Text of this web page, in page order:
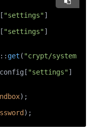
"settings"]
"settings"]
::get ( "crypt/system
"settings"]
);
);